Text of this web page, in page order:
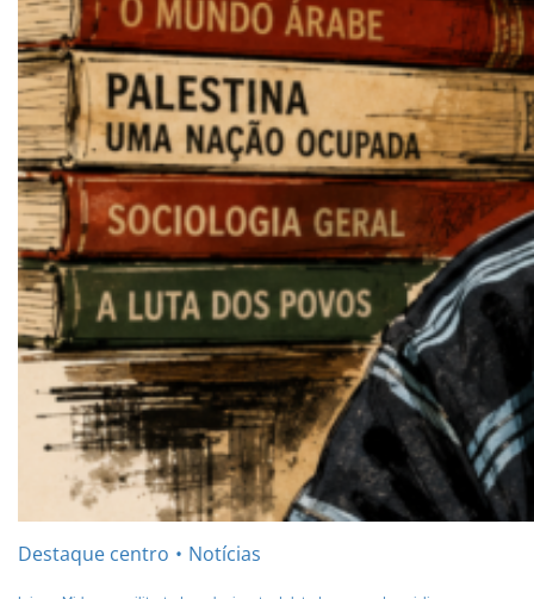
Destaque centro Notícias